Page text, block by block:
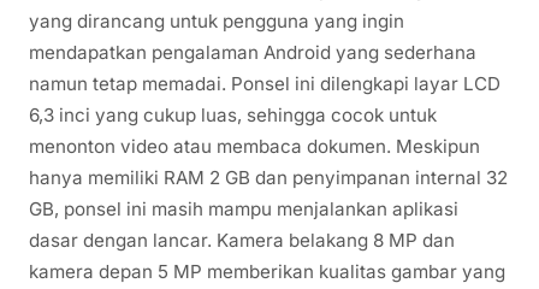
yang dirancang untuk pengguna yang ingin
mendapatkan pengalaman Android yang sederhana
namun tetap memadai. Ponsel ini dilengkapi layar LCD
6,3 inci yang cukup luas, sehingga cocok untuk
menonton video atau membaca dokumen. Meskipun
hanya memiliki RAM 2 GB dan penyimpanan internal 32
GB, ponsel ini masih mampu menjalankan aplikasi
dasar dengan lancar. Kamera belakang 8 MP dan
kamera depan 5 MP memberikan kualitas gambar yang